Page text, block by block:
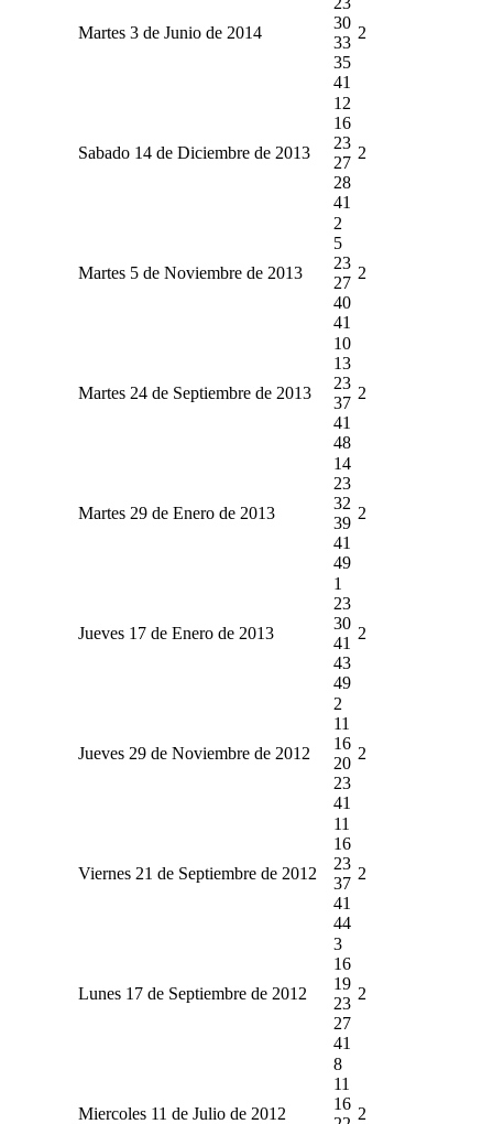
Martes 3 de Junio de 2014
30
33
35
41
2
Sabado 14 de Diciembre de 2013
12
16
23
27
28
41
2
Martes 5 de Noviembre de 2013
2
5
23
27
40
41
2
Martes 24 de Septiembre de 2013
10
13
23
37
41
48
2
Martes 29 de Enero de 2013
14
23
32
39
41
49
2
Jueves 17 de Enero de 2013
1
23
30
41
43
49
2
Jueves 29 de Noviembre de 2012
2
11
16
20
23
41
2
Viernes 21 de Septiembre de 2012
11
16
23
37
41
44
2
Lunes 17 de Septiembre de 2012
3
16
19
23
27
41
2
Miercoles 11 de Julio de 2012
8
11
16
2